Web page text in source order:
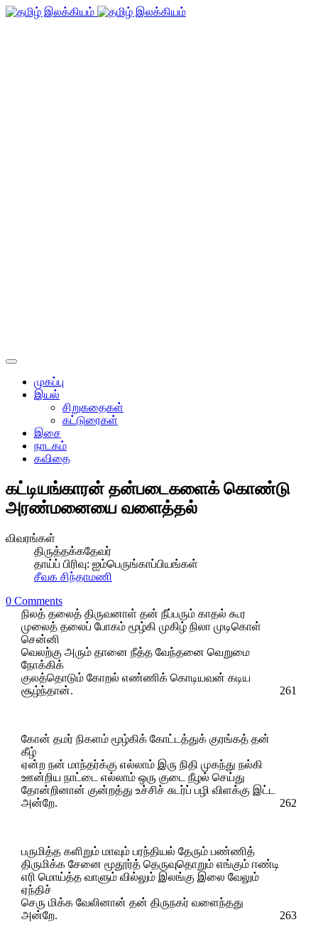
முகப்பு
இயல்
சிறுகதைகள்
கட்டுரைகள்
இசை
நாடகம்
கவிதை
கட்டியங்காரன் தன்படைகளைக் கொண்டு
அரண்மனையை வளைத்தல்
விவரங்கள்
திருத்தக்கதேவர்
தாய்ப் பிரிவு: ஐம்பெருங்காப்பியங்கள்
சீவக சிந்தாமணி
0 Comments
நிலத் தலைத் திருவனாள் தன் நீப்பரும் காதல் கூர
முலைத் தலைப் போகம் மூழ்கி முகிழ் நிலா முடிகொள்
சென்னி
வெலற்கு அரும் தானை நீத்த வேந்தனை வெறுமை
நோக்கிக்
குலத்தொடும் கோறல் எண்ணிக் கொடியவன் கடிய
சூழ்ந்தான்.
261
கோன் தமர் நிகளம் மூழ்கிக் கோட்டத்துக் குரங்கத் தன்
கீழ்
ஏன்ற நன் மாந்தர்க்கு எல்லாம் இரு நிதி முகந்து நல்கி
ஊன்றிய நாட்டை எல்லாம் ஒரு குடை நீழல் செய்து
தோன்றினான் குன்றத்து உச்சிச் சுடர்ப் பழி விளக்கு இட்ட
அன்றே.
262
பருமித்த களிறும் மாவும் பரந்தியல் தேரும் பண்ணித்
திருமிக்க சேனை மூதூர்த் தெருவுதொறும் எங்கும் ஈண்டி
எரி மொய்த்த வாளும் வில்லும் இலங்கு இலை வேலும்
ஏந்திச்
செரு மிக்க வேலினான் தன் திருநகர் வளைந்தது
அன்றே.
263